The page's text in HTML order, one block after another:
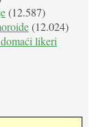
(12.587)
(12.024)
likeri